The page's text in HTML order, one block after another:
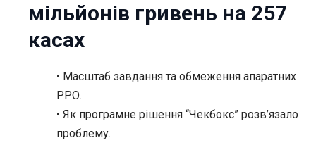
мільйонів гривень на 257
касах
• Масштаб завдання та обмеження апаратних
РРО.
• Як програмне рішення “Чекбокс” розв’язало
проблему.